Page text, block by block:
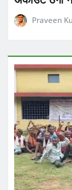
छत्तीसगढ़
छत्तीसगढ़ के
वाली मादा
Praveen